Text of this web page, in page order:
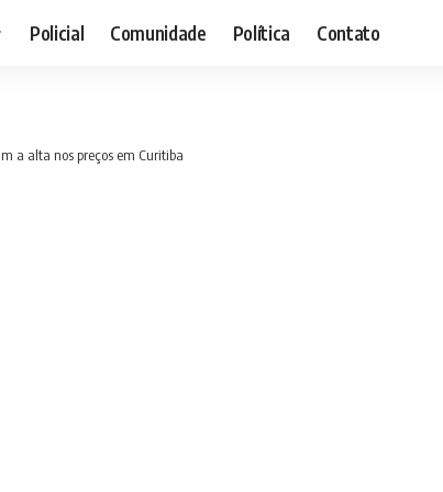
Policial Comunidade Política Contato
a alta nos preços em Curitiba